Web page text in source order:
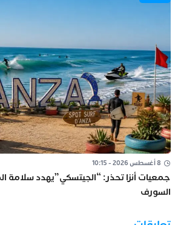
8 أغسطس 2026 - 10:15
جمعيات أنزا تحذر: “الجيتسكي”يهدد سلامة
السورف